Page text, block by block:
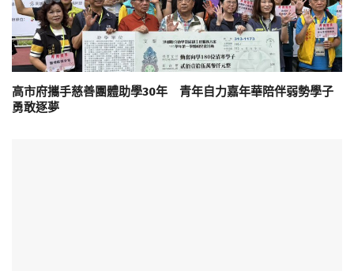
高市府攜手慈善團體助學30年 青年自力嘉年華陪伴弱勢學子
勇敢逐夢